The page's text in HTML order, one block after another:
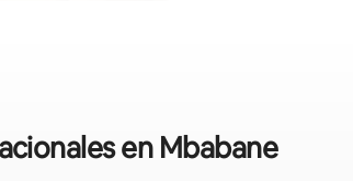
en Mbabane